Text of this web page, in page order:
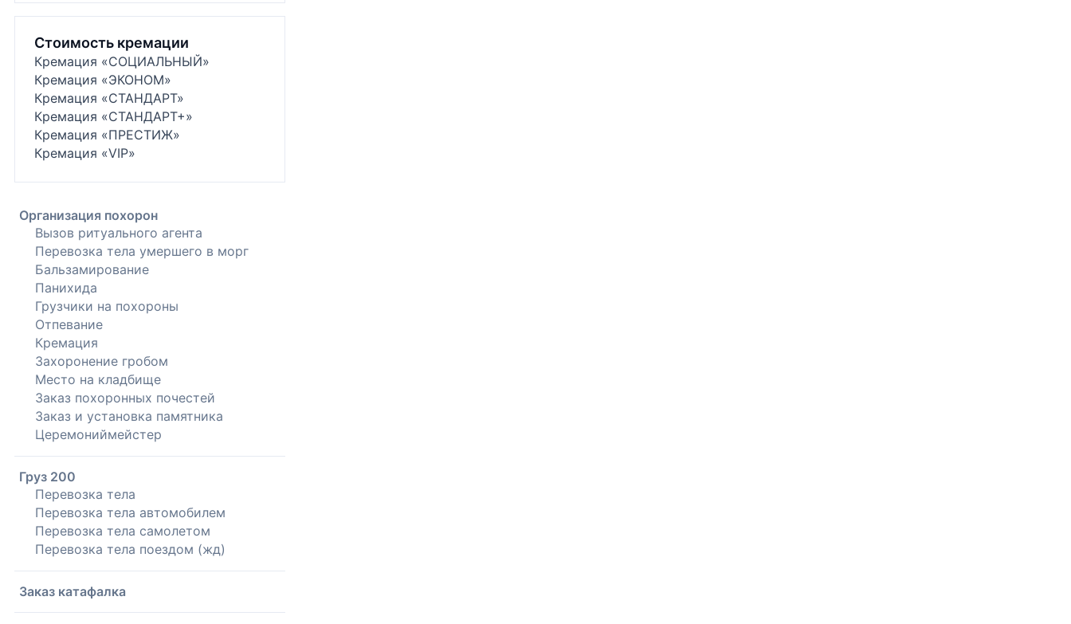
Стоимость кремации
Кремация «СОЦИАЛЬНЫЙ»
Кремация «ЭКОНОМ»
Кремация «СТАНДАРТ»
Кремация «СТАНДАРТ+»
Кремация «ПРЕСТИЖ»
Кремация «VIP»
Организация похорон
Вызов ритуального агента
Перевозка тела умершего в морг
Бальзамирование
Панихида
Грузчики на похороны
Отпевание
Кремация
Захоронение гробом
Место на кладбище
Заказ похоронных почестей
Заказ и установка памятника
Церемониймейстер
Груз 200
Перевозка тела
Перевозка тела автомобилем
Перевозка тела самолетом
Перевозка тела поездом (жд)
Заказ катафалка